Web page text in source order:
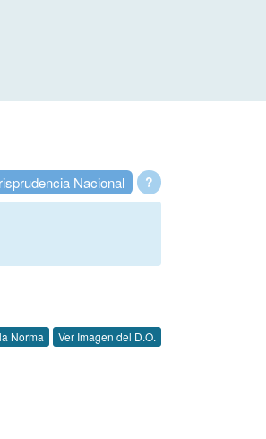
?
Nacional
Norma Ver Imagen del D.O.